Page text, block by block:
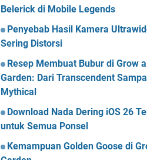
Belerick di Mobile Legends
Penyebab Hasil Kamera
Sering Distorsi
Resep Membuat Bubur di Grow a
Garden: Dari Transcendent
Mythical
Download Nada Dering iOS 26
untuk Semua Ponsel
Kemampuan Golden Goose di